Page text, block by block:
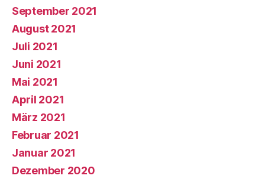
September 2021
August 2021
Juli 2021
Juni 2021
Mai 2021
April 2021
März 2021
Februar 2021
Januar 2021
Dezember 2020